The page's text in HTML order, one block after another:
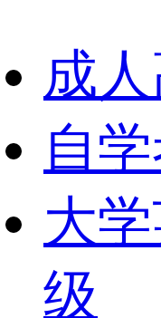
成
自
大
级